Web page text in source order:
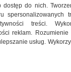
dostęp do nich.
spersonalizowanych
treści.
reklam.
usług.